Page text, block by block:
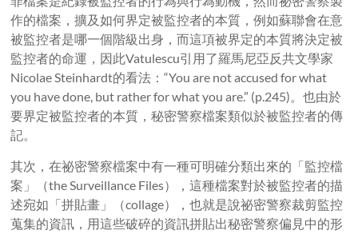
作的檔案，擴及如何界定被監控者的本質，例如蘇聯會在意
被監控者是哪一個階級出身，而這項被界定的本質將決定被
監控者的命運，因此Vatulescu引用了羅馬尼亞反共文學家
Nicolae Steinhardt的看法：“You are not accused for what
you have done, but rather for what you are.” (p.245)。也由於
要界定被監控者的本質，秘密警察檔案類似於被監控者的傳
記。
其次，在祕密警察檔案中有一種可明確分類出來的「監控檔
案」（the Surveillance Files），這種檔案對於被監控者的描
述宛如「拼貼畫」（collage），也就是說祕密警察裁剪監控
蒐集的資訊，用這些破碎的資訊拼貼出秘密警察偏見中的形